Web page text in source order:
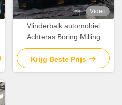
Video
Vlinderbalk automobiel
Achteras Boring Milling
Turning Machine / Mill Turn
Cnc
Krijg Beste Prijs